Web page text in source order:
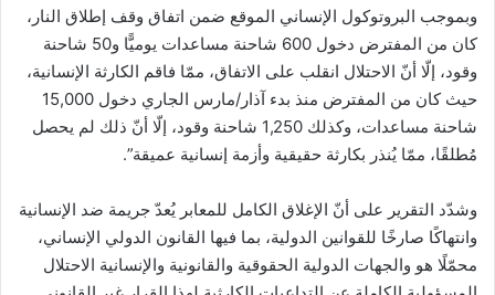
وبموجب البروتوكول الإنساني الموقع ضمن اتفاق وقف إطلاق النار،
كان من المفترض دخول 600 شاحنة مساعدات يوميًّا و50 شاحنة
وقود، إلّا أنّ الاحتلال انقلب على الاتفاق، ممّا فاقم الكارثة الإنسانية،
حيث كان من المفترض منذ بدء آذار/مارس الجاري دخول 15,000
شاحنة مساعدات، وكذلك 1,250 شاحنة وقود، إلّا أنّ ذلك لم يحصل
مُطلقًا، ممّا يُنذر بكارثة حقيقية وأزمة إنسانية عميقة”.
وشدّد التقرير على أنّ الإغلاق الكامل للمعابر يُعدّ جريمة ضد الإنسانية
وانتهاكًا صارخًا للقوانين الدولية، بما فيها القانون الدولي الإنساني،
محمّلًا هو والجهات الدولية الحقوقية والقانونية والإنسانية الاحتلال